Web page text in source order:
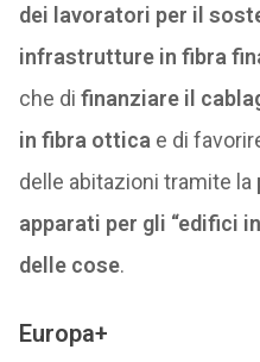
dei lavoratori per il
infrastrutture in fibra
che di finanziare il
in fibra ottica e di
delle abitazioni tramite la
apparati per gli “edifici
delle cose.
Europa+